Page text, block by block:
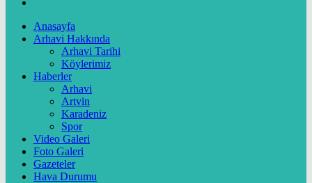
Anasayfa
Arhavi Hakkında
Arhavi Tarihi
Köylerimiz
Haberler
Arhavi
Artvin
Karadeniz
Spor
Video Galeri
Foto Galeri
Gazeteler
Hava Durumu